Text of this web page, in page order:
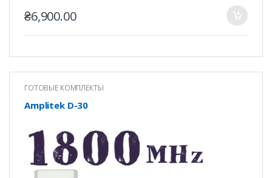
₴6,900.00
ГОТОВЫЕ КОМПЛЕКТЫ
Amplitek D-30